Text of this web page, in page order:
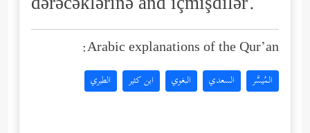
Arabic explanations of the Qur’an:
المُيسَّر السعدي البغوي ابن كثير الطبري